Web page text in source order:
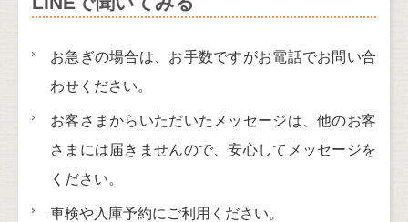
お急ぎの場合は、お手数ですがお電話でお問い合
わせください。
お客さまからいただいたメッセージは、他のお客
さまには届きませんので、安心してメッセージを
ください。
車検や入庫予約にご利用ください。